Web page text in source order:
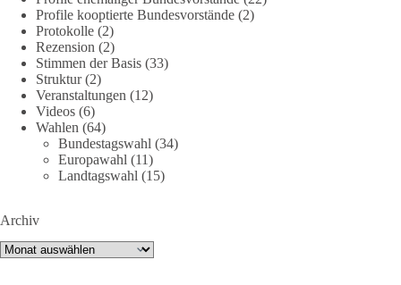
40 7 Auf Facebook ansehen
DieBasis
1 Tag zuvor
⚡️ NATO-Gipfel in Ankara: Kriegskonferenz statt
Friedensgipfel!?
Anfang Juli 2026 trafen sich 32 Bündnisstaaten sowie deren
Staats- und Regierungschefs zum NATO-Gipfel in der Türkei.
Verteidigungsbündnis der Welt und ein Garant für Sicherheit.
Die Gipfelerklärung liest sich jedoch wie ein Protokoll einer
Profile kooptierte Bundesvorstände (2)
Protokolle (2)
Rezension (2)
Stimmen der Basis (33)
Struktur(2)
Veranstaltungen (12)
Videos (6)
Wahlen (64)
Bundestagswahl (34)
Europawahl (11)
Landtagswahl (15)
Archiv
Archiv